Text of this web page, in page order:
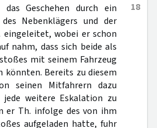
18
Geschehen durch ein
Nebenklägers und der
wobei er schon
nahm, dass sich beide als
mit seinem Fahrzeug
könnten. Bereits zu diesem
seinen Mitfahrern dazu
weitere Eskalation zu
er Th. infolge des von ihm
aufgeladen hatte, fuhr